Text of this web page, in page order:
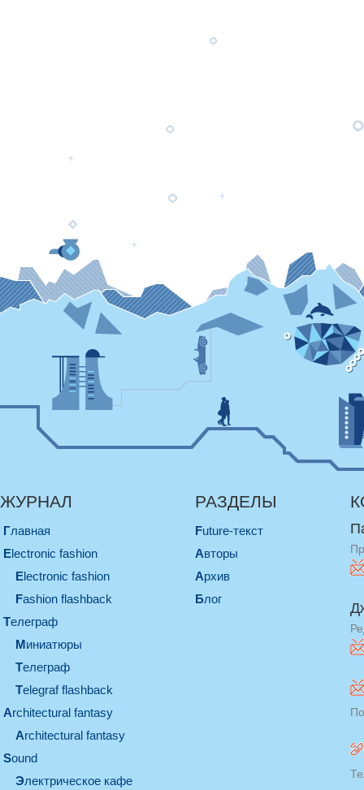
ЖУРНАЛ
Главная
electronic fashion
electronic fashion
Fashion flashback
телеграф
миниатюры
телеграф
Telegraf flashback
architectural fantasy
architectural fantasy
sound
электрическое кафе
РАЗДЕЛЫ
Future-текст
Авторы
Архив
Блог